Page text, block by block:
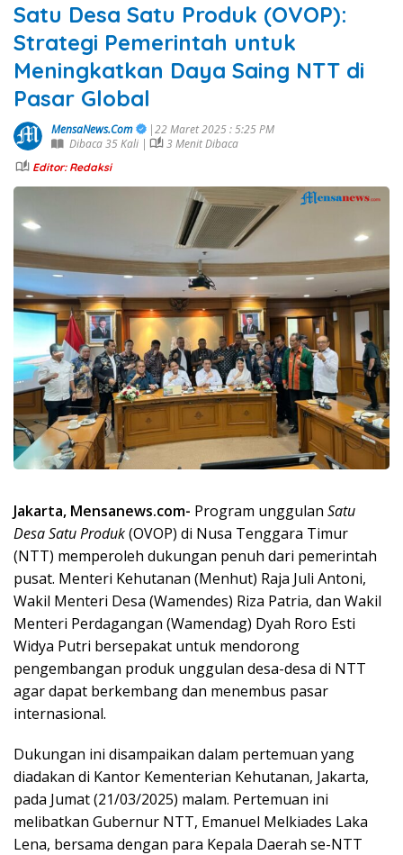
Satu Desa Satu Produk (OVOP):
Strategi Pemerintah untuk
Meningkatkan Daya Saing NTT di
Pasar Global
MensaNews.Com
|22 Maret 2025 : 5:25 PM
Dibaca 35 Kali |
3 Menit Dibaca
Editor: Redaksi
Jakarta, Mensanews.com- Program unggulan Satu
Desa Satu Produk(OVOP) di Nusa Tenggara Timur
(NTT) memperoleh dukungan penuh dari pemerintah
pusat. Menteri Kehutanan (Menhut) Raja Juli Antoni,
Wakil Menteri Desa (Wamendes) Riza Patria, dan Wakil
Menteri Perdagangan (Wamendag) Dyah Roro Esti
Widya Putri bersepakat untuk mendorong
pengembangan produk unggulan desa-desa di NTT
agar dapat berkembang dan menembus pasar
internasional.
Dukungan ini disampaikan dalam pertemuan yang
diadakan di Kantor Kementerian Kehutanan, Jakarta,
pada Jumat (21/03/2025) malam. Pertemuan ini
melibatkan Gubernur NTT, Emanuel Melkiades Laka
Lena, bersama dengan para Kepala Daerah se-NTT